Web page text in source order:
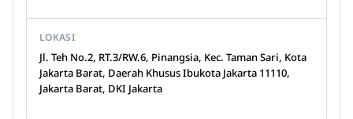
LOKASI
Jl. Teh No.2, RT.3/RW.6, Pinangsia, Kec. Taman Sari, Kota
Jakarta Barat, Daerah Khusus Ibukota Jakarta 11110,
Jakarta Barat, DKI Jakarta